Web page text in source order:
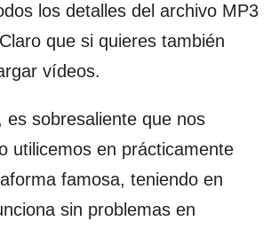
los detalles del archivo MP3
que si quieres también
vídeos.
es sobresaliente que nos
utilicemos en prácticamente
famosa, teniendo en
sin problemas en